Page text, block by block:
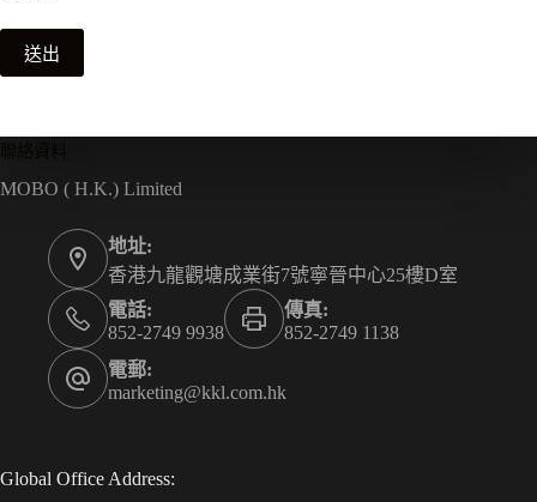
送出
MOBO ( H.K.) Limited
地址:
香港九龍觀塘成業街7號寧晉中心25樓D室
電話:
852-2749 9938
傳真:
852-2749 1138
電郵:
marketing@kkl.com.hk
Global Office Address: